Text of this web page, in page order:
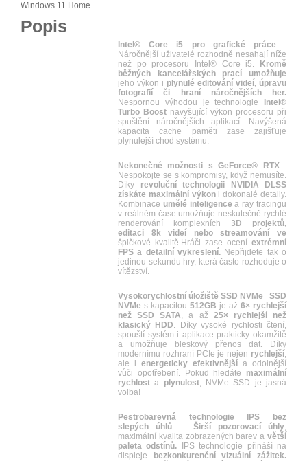
Windows 11 Home
Popis
Intel® Core i5 pro grafické práce
Náročnější uživatelé rozhodně nesahají níže
než po procesoru Intel® Core i5.
Kromě
běžných kancelářských prací umožňuje
jeho výkon i plynulé editování videí, úpravu
fotografií či hraní náročnějších her.
Nespornou výhodou je technologie
Intel®
Turbo Boost navyšující výkon procesoru při
spuštění náročnějších aplikací. Navýšená
kapacita cache paměti zase zajišťuje
plynulejší chod systému.
Nekonečné možnosti s GeForce® RTX
Nespokojte se s kompromisy, když nemusíte.
Díky
revoluční technologii NVIDIA DLSS
získáte maximální výkoni dokonalé detaily.
Kombinace umělé inteligence a ray tracingu
v reálném čase umožňuje neskutečně rychlé
renderování komplexních 3D projektů,
editaci 8k videí nebo streamování ve
špičkové kvalitě.Hráči zase ocení extrémní
FPS a detailní vykreslení. Nepřijdete tak o
jedinou sekundu hry, která často rozhoduje o
vítězství.
Vysokorychlostní úložiště SSD NVMe
SSD
NVMe s kapacitou 512GB je až 6× rychlejší
než SSD SATA, a až 25× rychlejší než
klasický HDD. Díky vysoké rychlosti čtení,
spouští systém i aplikace prakticky okamžitě
a umožňuje bleskový přenos dat. Díky
modernímu rozhraní PCIe je nejen rychlejší,
ale i energeticky efektivnější a odolnější
vůči opotřebení. Pokud hledáte maximální
rychlost a plynulost, NVMe SSD je jasná
volba!
Pestrobarevná technologie IPS bez
slepých úhlů
Širší pozorovací úhly,
maximální kvalita zobrazených barev a větší
paleta odstínů. IPS technologie přináší na
displeje
bezkonkurenční vizuální zážitek.